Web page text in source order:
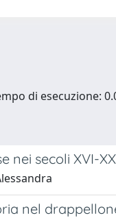
di esecuzione:
nei secoli XVI-XX
nel